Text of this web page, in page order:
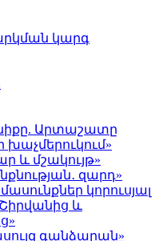
կարգ
Արտաշատը
խաչմերուկում»
և մշակույթ»
զարդ»
կորուսյալ
և
գանձարան»